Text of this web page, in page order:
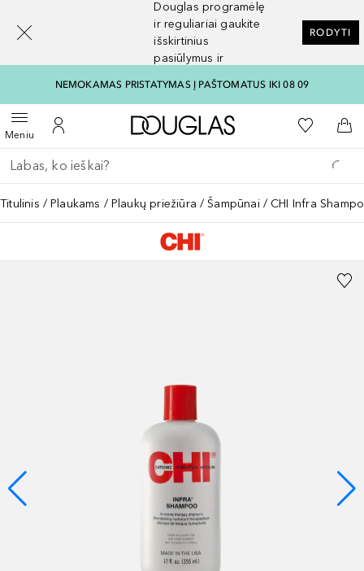
Douglas programėlę
ir reguliariai gaukite
išskirtinius
pasiūlymus ir
RODYTI
NEMOKAMAS PRISTATYMAS Į PAŠTOMATUS IKI 08 09
MeniuAtidaryti meniuĮ mano paskyrą
Į Douglas pagrindinį
Į mano
Į
Grįžk atgal
Vykdykite paiešką
Titulinis Plaukams Plaukų priežiūra Šampūnai CHI Infra
[navigation.slideout.screenreader]